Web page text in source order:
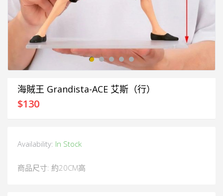
海賊王 Grandista-ACE 艾斯（行）
$130
Availability: In Stock
商品尺寸: 約20CM高